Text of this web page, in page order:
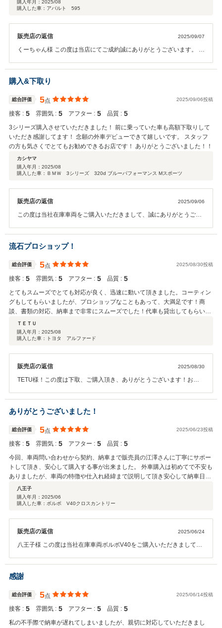
購入年月： 2025/08
購入した車：アバルト 595
販売店の返信 2025/09/07
くーちゃん様 この度は当店にてご成約誠にありがとうございます。 末
ました！
購入&下取り
総合評価 5点 2025/09/06投稿
接客 : 5 雰囲気 : 5 アフター : 5 品質 : 5
3シリーズ購入させていただきました！ 前に乗っていた車も高額下取りして
いただき感謝してます！ 念願の外車デビューできて嬉しいです。 スタッフ
の方も気さくでとてもお勧めできるお店です！ ありがとうございました！！
カシヤマ
購入年月： 2025/08
購入した車：ＢＭＷ 3シリーズ 320d ブルーパフォーマンス Mスポーツ
販売店の返信 2025/09/06
この度は当社在庫車両をご購入いただきまして、誠にありがとうござ
き、うれしいです！コーティングや遮熱のフィルムもこれから良さが
どんどん出てくると思います！メンテナンスコーティングも是非とも
流石プロショップ！
総合評価 5点 2025/08/30投稿
接客 : 5 雰囲気 : 5 アフター : 5 品質 : 5
とてもスムーズでとても対応が良く、迅速に動いて頂きました。コーティン
グもしてもらいましたが、プロショップなこともあって、大満足です！商
談、書類の対応、納車まで非常にスムーズでした！代車も貸出してもらい、
下取り価格も高くついたので、今後とも何かあれば宜しくお願いします！
ＴＥＴＵ
購入年月： 2025/08
購入した車：トヨタ アルファード
販売店の返信 2025/08/30
TETU様！この度は下取、ご購入頂き、ありがとうございます！お褒
が、テレビキャンセラー、コーティング等諸々作業もさせて頂きまし
た！下取り車両を先に引き取らせていただきましたので、下取り価格
にも反映できたので、ご協力ありがとうございました！今後ともお車
の事で何かございましたら、いつでもご連絡下さい。どうぞよろしく
お願いいたします！
ありがとうございました！
総合評価 5点 2025/06/23投稿
接客 : 5 雰囲気 : 5 アフター : 5 品質 : 5
今回、車両問い合わせから契約、納車まで販売員の江澤さんに丁寧にサポー
トして頂き、安心して購入する事が出来ました。 外車購入は初めてで不安も
ありましたが、車両の特徴や仕入れ経緯まで説明して頂き安心して納車日を
迎える事が出来ました。 オススメして頂いたボディーコーティングも艶々の
新車のような仕上がりで大変満足しています。 また、車両購入の機会があれ
ばファブライドさんにお世話になりたいと思います。
八王子
購入年月： 2025/06
購入した車：ボルボ V40クロスカントリー
販売店の返信 2025/06/24
八王子様 この度は当社在庫車両ボルボV40をご購入いただきまして、
にご連絡下さい！ 今後とも宜しくお願い致します！ この度は、本当に
ありがとうございました！
感謝
総合評価 5点 2025/06/14投稿
接客 : 5 雰囲気 : 5 アフター : 5 品質 : 5
私の不手際で納車が遅れてしまいましたが、親切に対応していただきまし